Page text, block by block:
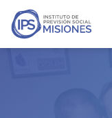
Saltar
contenido